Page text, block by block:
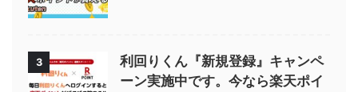
3
利回りくん『新規登録』キャンペ
ーン実施中です。今なら楽天ポイ